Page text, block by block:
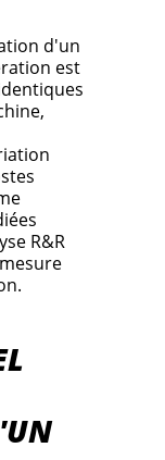
d'un
est
R&R